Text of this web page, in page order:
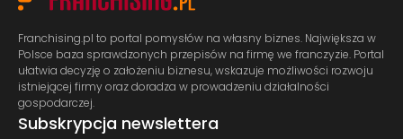
Franchising.pl to portal pomysłów na własny biznes. Największa w
Polsce baza sprawdzonych przepisów na firmę we franczyzie. Portal
ułatwia decyzję o założeniu biznesu, wskazuje możliwości rozwoju
istniejącej firmy oraz doradza w prowadzeniu działalności
gospodarczej.
Subskrypcja newslettera